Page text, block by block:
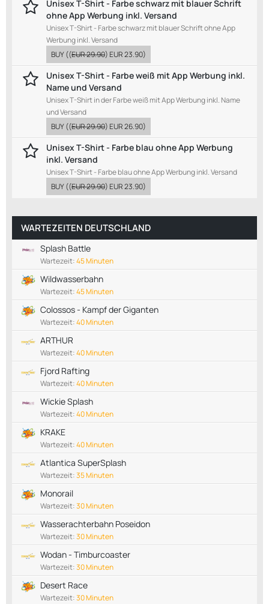
Unisex T-Shirt - Farbe schwarz mit blauer Schrift
ohne App Werbung inkl. Versand
Unisex T-Shirt - Farbe schwarz mit blauer Schrift ohne App
Werbung inkl. Versand
BUY((EUR 29.90)EUR 23.90)
Unisex T-Shirt - Farbe weiß mit App Werbung inkl.
Name und Versand
Unisex T-Shirt in der Farbe weiß mit App Werbung inkl. Name
und Versand
BUY((EUR 29.90)EUR 26.90)
Unisex T-Shirt - Farbe blau ohne App Werbung
inkl. Versand
Unisex T-Shirt - Farbe blau ohne App Werbung inkl. Versand
BUY((EUR 29.90)EUR 23.90)
WARTEZEITEN DEUTSCHLAND
Splash Battle
Wartezeit:45 Minuten
Wildwasserbahn
Wartezeit:45 Minuten
Colossos - Kampf der Giganten
Wartezeit:40 Minuten
ARTHUR
Wartezeit:40 Minuten
Fjord Rafting
Wartezeit:40 Minuten
Wickie Splash
Wartezeit:40 Minuten
KRAKE
Wartezeit:40 Minuten
Atlantica SuperSplash
Wartezeit:35 Minuten
Monorail
Wartezeit:30 Minuten
Wasserachterbahn Poseidon
Wartezeit:30 Minuten
Wodan - Timburcoaster
Wartezeit:30 Minuten
Desert Race
Wartezeit:30 Minuten